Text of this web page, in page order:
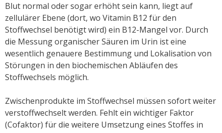
Blut normal oder sogar erhöht sein kann, liegt auf
zellulärer Ebene (dort, wo Vitamin B12 für den
Stoffwechsel benötigt wird) ein B12-Mangel vor. Durch
die Messung organischer Säuren im Urin ist eine
wesentlich genauere Bestimmung und Lokalisation von
Störungen in den biochemischen Abläufen des
Stoffwechsels möglich.
Zwischenprodukte im Stoffwechsel müssen sofort weiter
verstoffwechselt werden. Fehlt ein wichtiger Faktor
(Cofaktor) für die weitere Umsetzung eines Stoffes in